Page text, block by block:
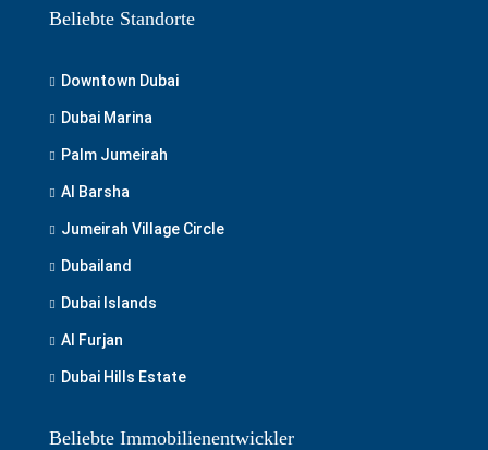
Beliebte Standorte
Downtown Dubai
Dubai Marina
Palm Jumeirah
Al Barsha
Jumeirah Village Circle
Dubailand
Dubai Islands
Al Furjan
Dubai Hills Estate
Beliebte Immobilienentwickler